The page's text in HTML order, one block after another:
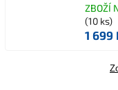
ZBOŽÍ
(10 ks)
1 699